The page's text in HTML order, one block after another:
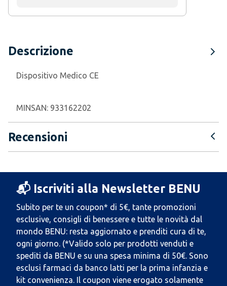
Descrizione
Dispositivo Medico CE
MINSAN: 933162202
Recensioni
📬 Iscriviti alla Newsletter BENU
Subito per te un coupon* di 5€, tante promozioni
esclusive, consigli di benessere e tutte le novità dal
mondo BENU: resta aggiornato e prenditi cura di te,
ogni giorno. (*Valido solo per prodotti venduti e
spediti da BENU e su una spesa minima di 50€. Sono
esclusi farmaci da banco latti per la prima infanzia e
kit convenienza. Il coupon viene erogato solamente